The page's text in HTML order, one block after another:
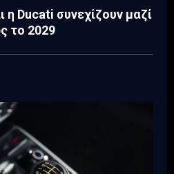
η Ducati συνεχίζουν μαζί
το 2029